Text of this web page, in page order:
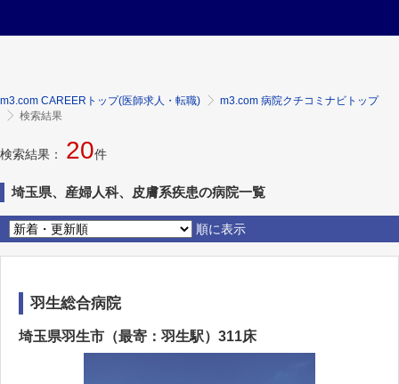
m3.com CAREERトップ(医師求人・転職)
m3.com 病院クチコミナビトップ
検索結果
検索結果： 20件
埼玉県、産婦人科、皮膚系疾患の病院一覧
順に表示
羽生総合病院
埼玉県羽生市（最寄：羽生駅）311床